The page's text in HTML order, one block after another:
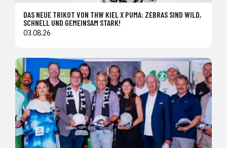
DAS NEUE TRIKOT VON THW KIEL X PUMA: ZEBRAS SIND WILD,
SCHNELL UND GEMEINSAM STARK!
03.08.26